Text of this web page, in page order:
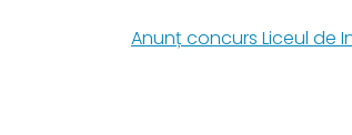
Anunț concurs Liceul de